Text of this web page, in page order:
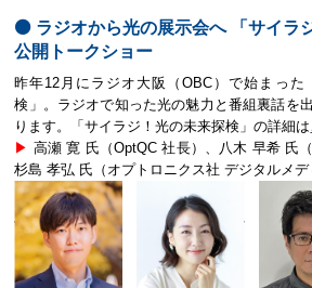
⚫️ ラジオから光の展示会へ 「サイラ
公開トークショー
昨年12月にラジオ大阪（OBC）で始まった
検」。ラジオで知った光の魅力と番組裏話を
ります。「サイラジ！光の未来探検」の詳細は
▶︎ 高瀬 寛 氏（OptQC 社長）、八木 早希 氏
杉島 孝弘 氏（オプトロニクス社 デジタルメデ